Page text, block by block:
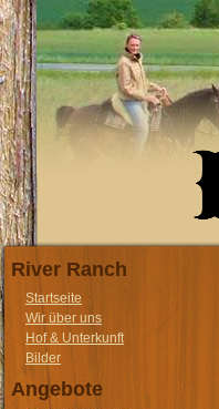
River Ranch
Startseite
Wir über uns
Hof & Unterkunft
Bilder
Angebote